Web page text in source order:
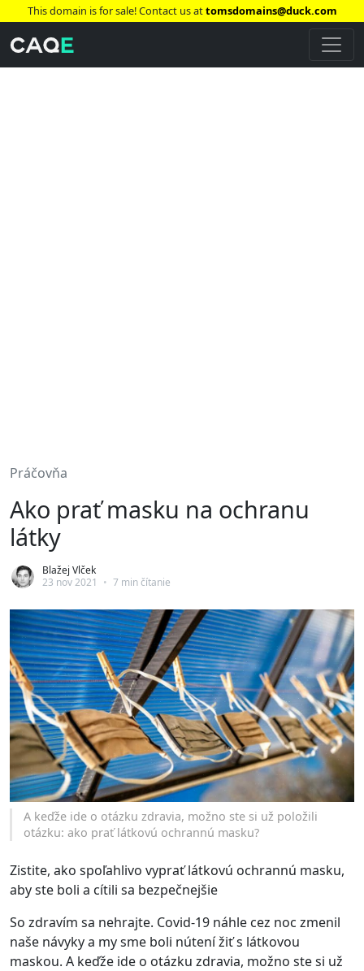
This domain is for sale! Contact us attomsdomains@duck.com
Práčovňa
Ako prať masku na ochranu
látky
Blažej Vlček
23 nov 2021
• 7 min čítanie
A keďže ide o otázku zdravia, možno ste si už položili
otázku: ako prať látkovú ochrannú masku?
Zistite, ako spoľahlivo vyprať látkovú ochrannú masku,
aby ste boli a cítili sa bezpečnejšie
So zdravím sa nehrajte. Covid-19 náhle cez noc zmenil
naše návyky a my sme boli nútení žiť s látkovou
maskou. A keďže ide o otázku zdravia, možno ste si už